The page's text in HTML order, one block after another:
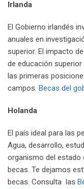
Irlanda
El Gobierno irlandés
anuales en
superior. El impacto
de educación
las primeras
campos. Becas del
Holanda
El país ideal para las
Agua, desarrollo,
organismo del estado
becas. Te dejamos
becas. Consulta las